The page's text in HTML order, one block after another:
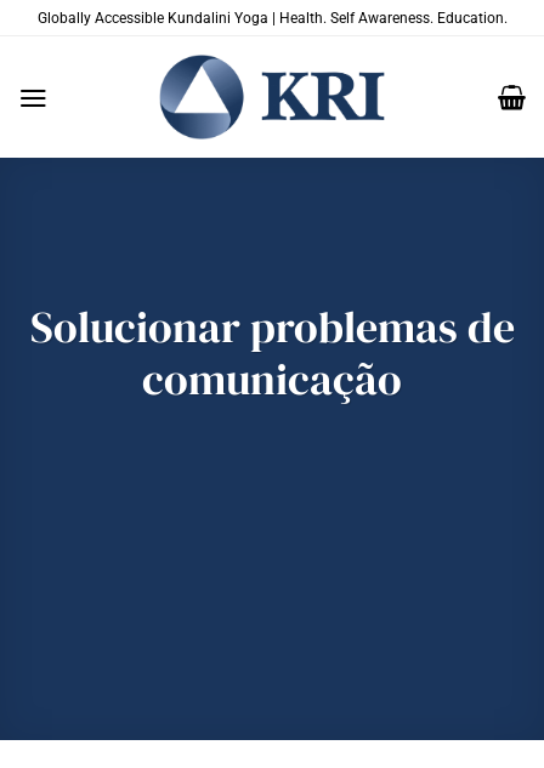
Globally Accessible Kundalini Yoga | Health. Self Awareness. Education.
Solucionar problemas de
comunicação